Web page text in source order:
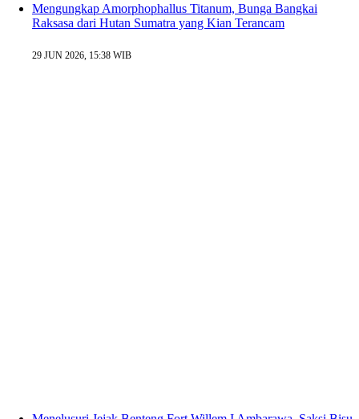
Mengungkap Amorphophallus Titanum, Bunga Bangkai
Raksasa dari Hutan Sumatra yang Kian Terancam
29 JUN 2026, 15:38 WIB